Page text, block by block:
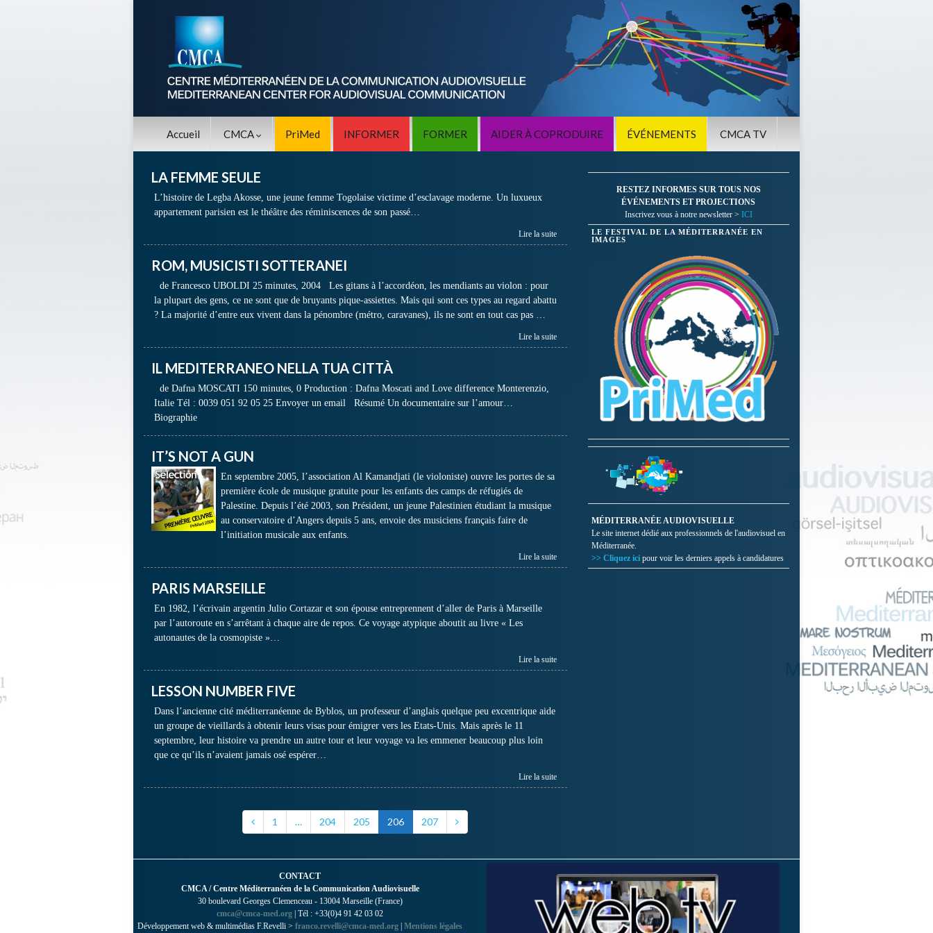
Accueil CMCA PriMed INFORMER FORMER AIDER À COPRODUIRE ÉVÉNEMENTS CMCA TV
LA FEMME SEULE
L’histoire de Legba Akosse, une jeune femme Togolaise victime d’esclavage moderne. Un luxueux
appartement parisien est le théâtre des réminiscences de son passé…
Lire la suite
ROM, MUSICISTI SOTTERANEI
de Francesco UBOLDI 25 minutes, 2004 Les gitans à l’accordéon, les mendiants au violon : pour
la plupart des gens, ce ne sont que de bruyants pique-assiettes. Mais qui sont ces types au regard abattu
? La majorité d’entre eux vivent dans la pénombre (métro, caravanes), ils ne sont en tout cas pas …
Lire la suite
IL MEDITERRANEO NELLA TUA CITTÀ
de Dafna MOSCATI 150 minutes, 0 Production : Dafna Moscati and Love difference Monterenzio,
Italie Tél : 0039 051 92 05 25 Envoyer un email Résumé Un documentaire sur l’amour…
Biographie
IT’S NOT A GUN
En septembre 2005, l’association Al Kamandjati (le violoniste) ouvre les portes de sa
première école de musique gratuite pour les enfants des camps de réfugiés de
Palestine. Depuis l’été 2003, son Président, un jeune Palestinien étudiant la musique
au conservatoire d’Angers depuis 5 ans, envoie des musiciens français faire de
l’initiation musicale aux enfants.
Lire la suite
PARIS MARSEILLE
En 1982, l’écrivain argentin Julio Cortazar et son épouse entreprennent d’aller de Paris à Marseille
par l’autoroute en s’arrêtant à chaque aire de repos. Ce voyage atypique aboutit au livre « Les
autonautes de la cosmopiste »…
Lire la suite
LESSON NUMBER FIVE
Dans l’ancienne cité méditerranéenne de Byblos, un professeur d’anglais quelque peu excentrique aide
un groupe de vieillards à obtenir leurs visas pour émigrer vers les Etats-Unis. Mais après le 11
septembre, leur histoire va prendre un autre tour et leur voyage va les emmener beaucoup plus loin
que ce qu’ils n’avaient jamais osé espérer…
Lire la suite
1 … 204 205 206 207
RESTEZ INFORMES SUR TOUS NOS
ÉVÉNEMENTS ET PROJECTIONS
Inscrivez vous à notre newsletter > ICI
LE FESTIVAL DE LA MÉDITERRANÉE EN
IMAGES
MÉDITERRANÉE AUDIOVISUELLE
Le site internet dédié aux professionnels de l'audiovisuel en
Méditerranée.
>> Cliquez ici pour voir les derniers appels à candidatures
CONTACT
CMCA / Centre Méditerranéen de la Communication Audiovisuelle
30 boulevard Georges Clemenceau - 13004 Marseille (France)
cmca@cmca-med.org | Tél : +33(0)4 91 42 03 02
Développement web & multimédias F.Revelli > franco.revelli@cmca-med.org Mentions légales